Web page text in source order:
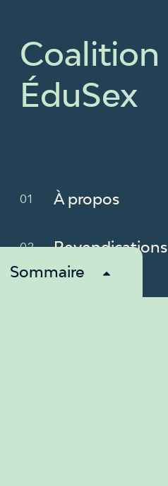
Sommaire
Coalition
ÉduSex
À propos
Revendications